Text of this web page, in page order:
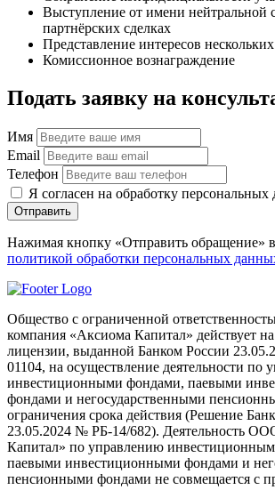
Выступление от имени нейтральной
партнёрских сделках
Представление интересов
Комиссионное вознаграждение
Подать заявку на
Имя
Email
Телефон
Я согласен на обработку
Отправить
Нажимая кнопку «Отправить обращение»
политикой обработки персональных
Общество с ограниченной
компания «Аксиома Капитал» действует
лицензии, выданной Банком России
01104, на осуществление деятельности по
инвестиционными фондами, паевыми
фондами и негосударственными
ограничения срока действия (Решение
23.05.2024 № РБ-14/682). Деятельность
Капитал» по управлению
паевыми инвестиционными фондами и
пенсионными фондами не совмещается с